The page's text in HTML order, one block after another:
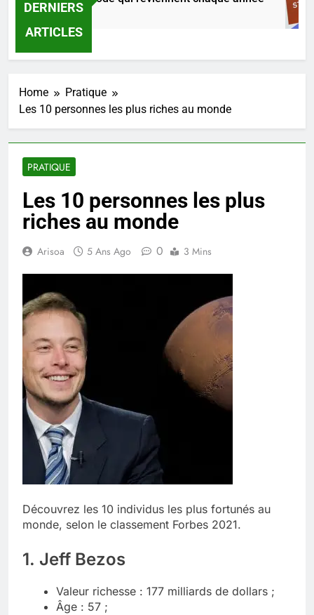
DERNIERS
ARTICLES
Heures Ago
Home
Pratique
Les 10 personnes les plus riches au monde
PRATIQUE
Les 10 personnes les plus
riches au monde
Arisoa 5 Ans Ago 0 3 Mins
Découvrez les 10 individus les plus fortunés au
monde, selon le classement Forbes 2021.
1. Jeff Bezos
Valeur richesse : 177 milliards de dollars ;
Âge : 57 ;